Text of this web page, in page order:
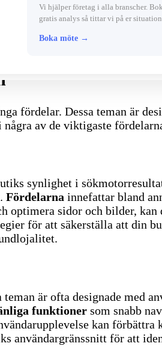
Vi hjälper företag i alla branscher.
gratis analys så tittar vi på er situation.
Boka möte →
fördelar. Dessa teman är
av de viktigaste
synlighet i
Fördelarna innefattar bland
optimera sidor och bilder,
för att säkerställa att din
är ofta designade med
funktioner som snabb
kan förbättra
användargränssnitt för att